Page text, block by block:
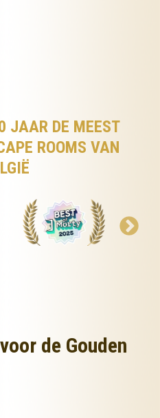
JAAR DE MEEST
ROOMS VAN
de Gouden